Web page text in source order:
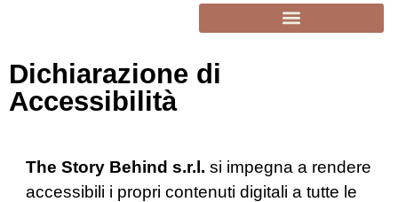
Dichiarazione di
Accessibilità
The Story Behind s.r.l. si impegna a rendere
accessibili i propri contenuti digitali a tutte le